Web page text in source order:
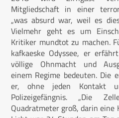
Mitgliedschaft in einer
„was absurd war, weil es
Vielmehr geht es um
Kritiker mundtot zu machen.
kafkaeske Odyssee, er
völlige Ohnmacht und
einem Regime bedeuten. Die
er, ohne jeden Kontakt
Polizeigefängnis. „Die
Quadratmeter groß, darin eine